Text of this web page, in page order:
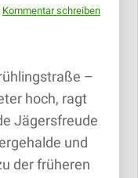
Kommentar schreiben
–
hoch, ragt
Jägersfreude
und
der früheren